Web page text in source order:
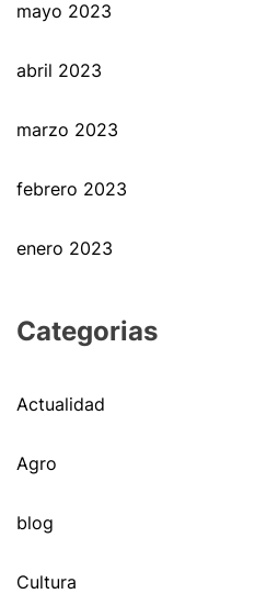
mayo 2023
abril 2023
marzo 2023
febrero 2023
enero 2023
Categorias
Actualidad
Agro
blog
Cultura